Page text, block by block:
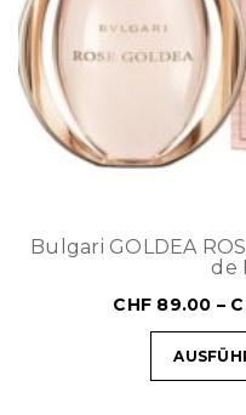
Bulgari GOLDEA
de
CHF 89.00 –